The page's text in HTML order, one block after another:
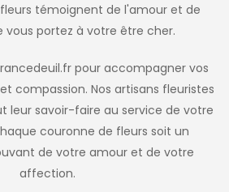
témoignent de l'amour et de
portez à votre être cher.
pour accompagner vos
compassion. Nos artisans fleuristes
leur savoir-faire au service de votre
couronne de fleurs soit un
de votre amour et de votre
affection.